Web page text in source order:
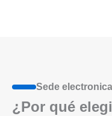
Sede electronica
¿Por qué